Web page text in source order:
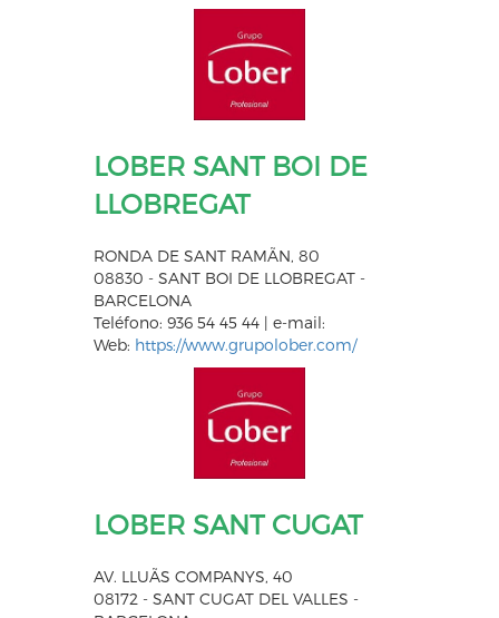
LOBER SANT BOI DE
LLOBREGAT
RONDA DE SANT RAMÃN, 80
08830 - SANT BOI DE LLOBREGAT -
BARCELONA
Teléfono: 936 54 45 44 | e-mail:
Web: https://www.grupolober.com/
LOBER SANT CUGAT
AV. LLUÃ­S COMPANYS, 40
08172 - SANT CUGAT DEL VALLES -